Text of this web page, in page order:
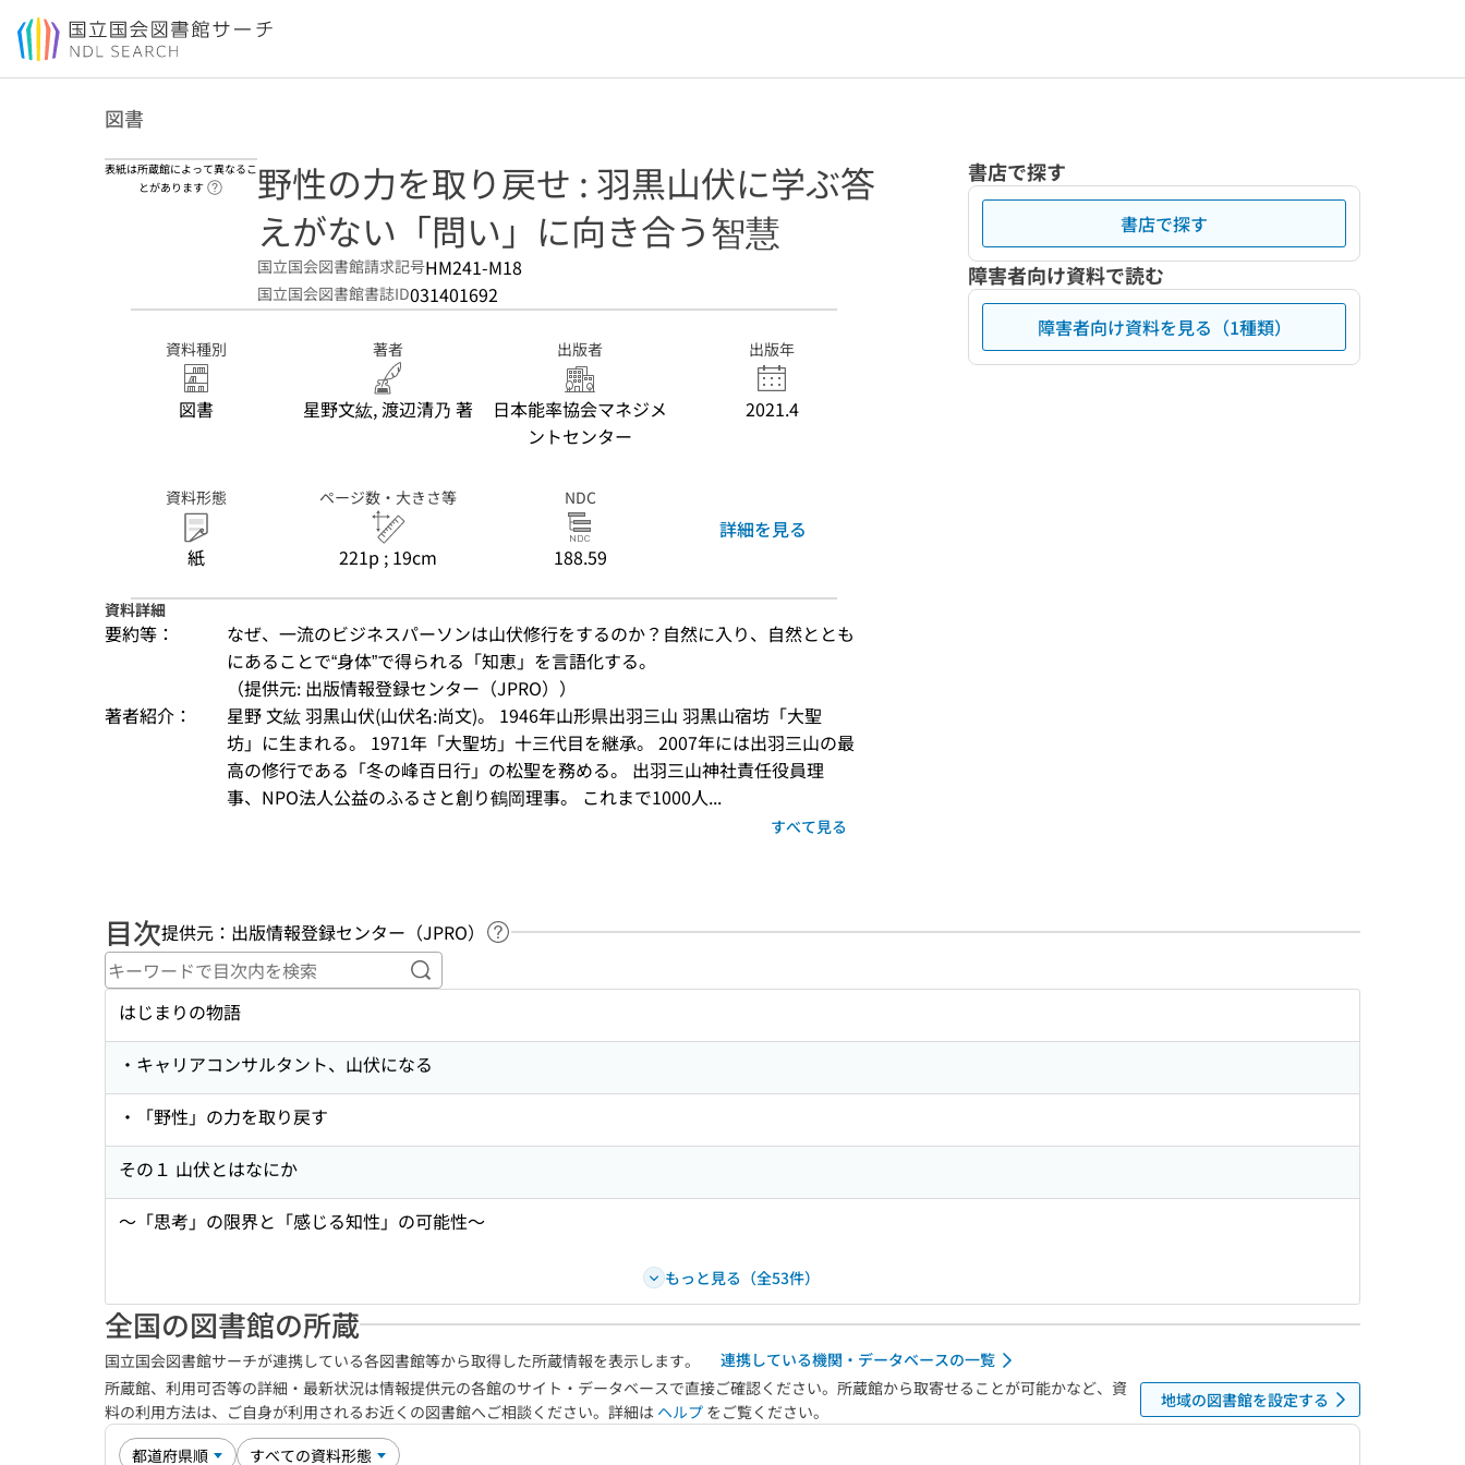
本文へ移動
図書
表紙は所蔵館によって異なるこ
とがあります
ヘルプページへのリンク
野性の力を取り戻せ : 羽黒山伏に学ぶ答
えがない「問い」に向き合う智慧
国立国会図書館請求記号HM241-M18
国立国会図書館書誌ID031401692
資料種別
図書
著者
星野文紘, 渡辺清乃 著
出版者
日本能率協会マネジメ
ントセンター
出版年
2021.4
資料形態
紙
ページ数・大きさ等
221p ; 19cm
NDC
188.59
詳細を見る
資料詳細
要約等：
なぜ、一流のビジネスパーソンは山伏修行をするのか？自然に入り、自然ととも
にあることで“身体”で得られる「知恵」を言語化する。
（提供元: 出版情報登録センター（JPRO））
著者紹介：
星野 文紘 羽黒山伏(山伏名:尚文)。 1946年山形県出羽三山 羽黒山宿坊「大聖
坊」に生まれる。 1971年「大聖坊」十三代目を継承。 2007年には出羽三山の最
高の修行である「冬の峰百日行」の松聖を務める。 出羽三山神社責任役員理
事、NPO法人公益のふるさと創り鶴岡理事。 これまで1000人...
すべて見る
書店で探す
書店で探す
障害者向け資料で読む
障害者向け資料を見る（1種類）
目次提供元：出版情報登録センター（JPRO）
ヘルプページへのリンク
キーワードで目次内を検索
はじまりの物語
・キャリアコンサルタント、山伏になる
・「野性」の力を取り戻す
その１ 山伏とはなにか
〜「思考」の限界と「感じる知性」の可能性〜
もっと見る（全53件）
全国の図書館の所蔵
国立国会図書館サーチが連携している各図書館等から取得した所蔵情報を表示します。
連携している機関・データベースの一覧
所蔵館、利用可否等の詳細・最新状況は情報提供元の各館のサイト・データベースで直接ご確認ください。所蔵館から取寄せることが可能かなど、資
料の利用方法は、ご自身が利用されるお近くの図書館へご相談ください。詳細は ヘルプ をご覧ください。
地域の図書館を設定する